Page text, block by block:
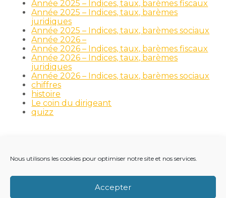
Nous utilisons les cookies pour optimiser notre site et nos services.
Accepter
Année 2025 – Indices, taux, barèmes fiscaux
Année 2025 – Indices, taux, barèmes
juridiques
Année 2025 – Indices, taux, barèmes sociaux
Année 2026 –
Année 2026 – Indices, taux, barèmes fiscaux
Année 2026 – Indices, taux, barèmes
juridiques
Année 2026 – Indices, taux, barèmes sociaux
chiffres
histoire
Le coin du dirigeant
quizz
Principale
RECRUTEMENT
NOTRE ACTUALITÉ